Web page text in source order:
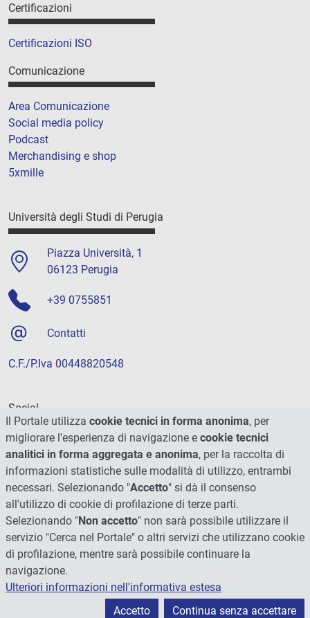
Certificazioni
Certificazioni ISO
Comunicazione
Area Comunicazione
Social media policy
Podcast
Merchandising e shop
5xmille
Università degli Studi di Perugia
Piazza Università, 1
06123 Perugia
+39 0755851
Contatti
C.F./P.Iva 00448820548
Social
© 2026 - Università degli Studi di Perugia
Il Portale utilizza cookie tecnici in forma anonima, per
migliorare l'esperienza di navigazione e cookie tecnici
analitici in forma aggregata e anonima, per la raccolta di
informazioni statistiche sulle modalità di utilizzo, entrambi
necessari. Selezionando "Accetto" si dà il consenso
all'utilizzo di cookie di profilazione di terze parti.
Selezionando "Non accetto" non sarà possibile utilizzare il
servizio "Cerca nel Portale" o altri servizi che utilizzano cookie
di profilazione, mentre sarà possibile continuare la
navigazione.
Ulteriori informazioni nell'informativa estesa
Accetto
Continua senza accettare